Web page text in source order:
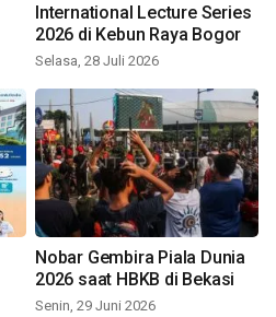
International Lecture Series
2026 di Kebun Raya Bogor
Selasa, 28 Juli 2026
Nobar Gembira Piala Dunia
2026 saat HBKB di Bekasi
Senin, 29 Juni 2026